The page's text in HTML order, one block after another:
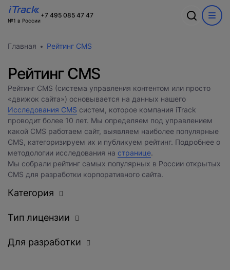
№1 в России
+7 495 085 47 47
Главная Рейтинг CMS
Рейтинг CMS
Рейтинг CMS (система управления контентом или просто
«движок сайта») основывается на данных нашего
Исследования CMS систем, которое компания iTrack
проводит более 10 лет. Мы определяем под управлением
какой CMS работаем сайт, выявляем наиболее популярные
CMS, категоризируем их и публикуем рейтинг. Подробнее о
методологии исследования на странице.
Мы собрали рейтинг самых популярных в России открытых
CMS для разработки корпоративного сайта.
Категория
Тип лицензии
Для разработки
проект?
Заполните форму и наш специалист
свяжется с вами
свяжется наш лучший менеджер
Ошибка
Произошла ошибка при выполнении запроса. Пожалуйста,
Новости
Вакансии
Акции
WEB
Разработка сайтов на 1С-Битрикс
Техподдержка
Тарифы и цены
CRM
Внедрение Битрикс24
Развитие Битрикс24
День с экспертом
Статистики для Битрикс24
Тарифы и цены
Корпоративный портал Битрикс24
CRM для отдела продаж
HRM для отдела кадров
ДЕМО CRM Битрикс24
Кейсы
Сайты
CRM
Блог
Контакты